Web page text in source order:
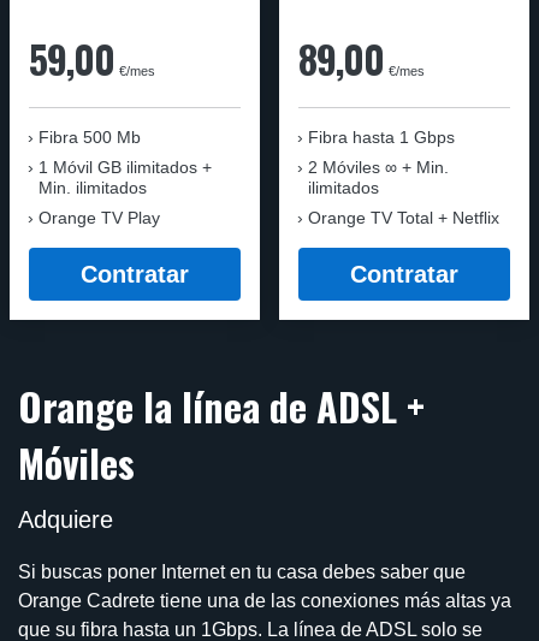
59,00 €/mes
Fibra 500 Mb
1 Móvil GB ilimitados +
Min. ilimitados
Orange TV Play
Contratar
89,00 €/mes
Fibra hasta 1 Gbps
2 Móviles ∞ + Min.
ilimitados
Orange TV Total + Netflix
Contratar
Orange la línea de ADSL +
Móviles
Adquiere
Si buscas poner Internet en tu casa debes saber que
Orange Cadrete tiene una de las conexiones más altas ya
que su fibra hasta un 1Gbps. La línea de ADSL solo se